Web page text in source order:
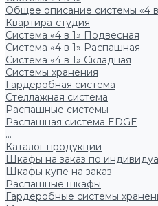
Общее описание системы «4 в
Квартира-студия
Система «4 в 1» Подвесная
Система «4 в 1» Распашная
Система «4 в 1» Складная
Системы хранения
Гардеробная система
Стеллажная система
Распашные системы
Распашная система EDGE
...
Каталог продукции
Шкафы на заказ по
Шкафы купе на заказ
Распашные шкафы
Гардеробные системы